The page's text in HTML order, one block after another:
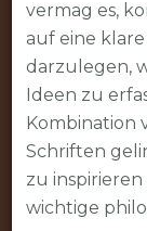
vermag es,
auf eine
darzulegen,
Ideen zu
Kombination
Schriften
zu
wichtige